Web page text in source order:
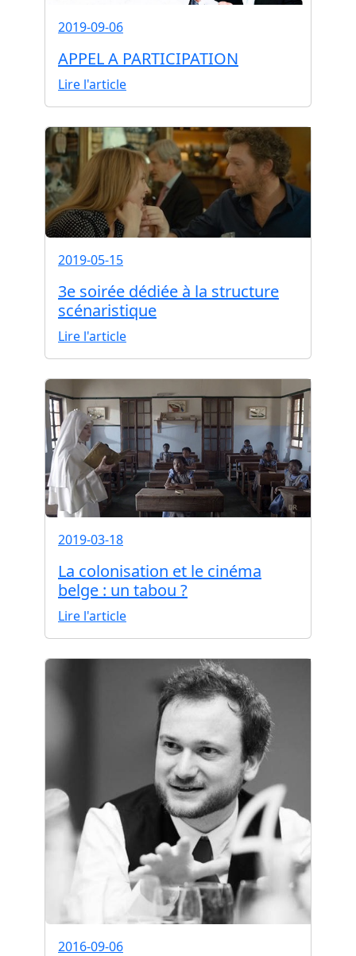
2019-09-06
APPEL A PARTICIPATION
Lire l'article
2019-05-15
3e soirée dédiée à la structure
scénaristique
Lire l'article
2019-03-18
La colonisation et le cinéma
belge : un tabou ?
Lire l'article
2016-09-06